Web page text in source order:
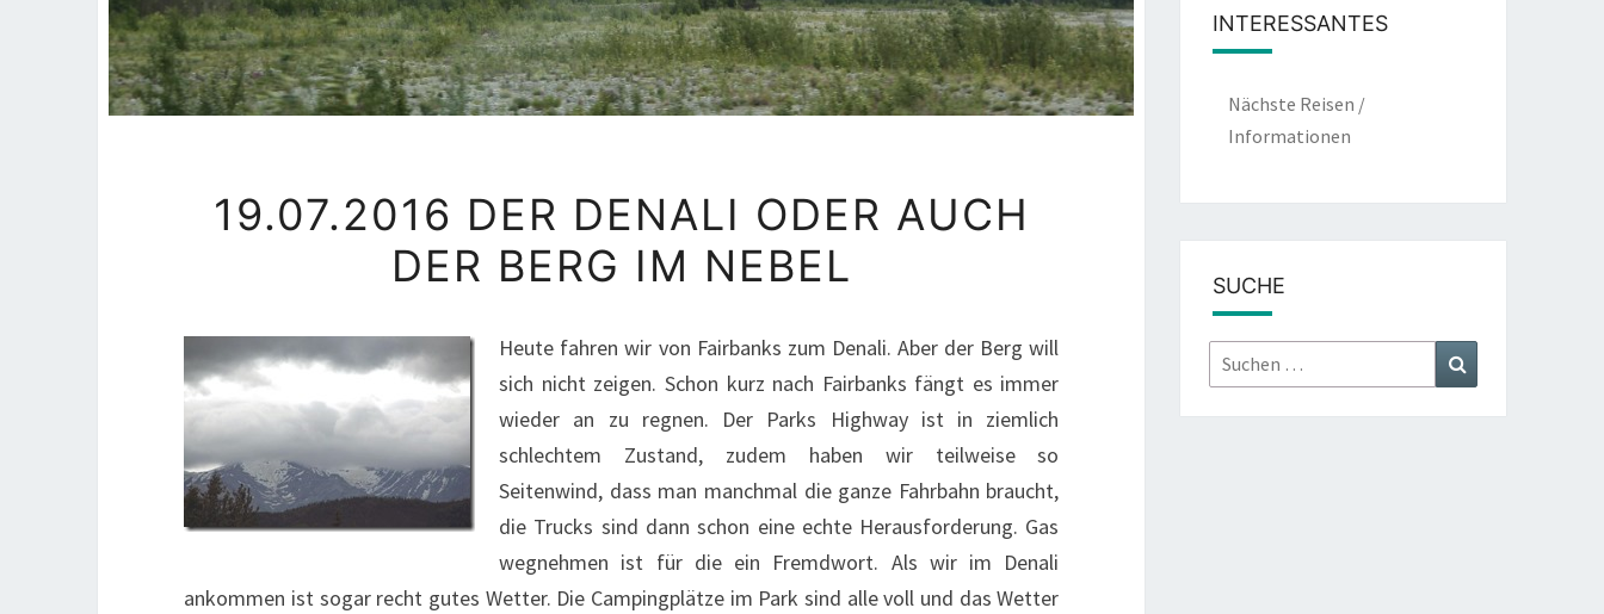
DER
DENALI
ODER
DER
BERG
IM
NEBEL
19.07.2016 DER DENALI ODER AUCH
DER BERG IM NEBEL
Heute fahren wir von Fairbanks zum Denali. Aber der Berg will
sich nicht zeigen. Schon kurz nach Fairbanks fängt es immer
wieder an zu regnen. Der Parks Highway ist in ziemlich
schlechtem Zustand, zudem haben wir teilweise so
Seitenwind, dass man manchmal die ganze Fahrbahn braucht,
die Trucks sind dann schon eine echte Herausforderung. Gas
wegnehmen ist für die ein Fremdwort. Als wir im Denali
ankommen ist sogar recht gutes Wetter. Die Campingplätze im Park sind alle voll und das Wetter
INTERESSANTES
Nächste Reisen /
Informationen
SUCHE
Suchen
nach: